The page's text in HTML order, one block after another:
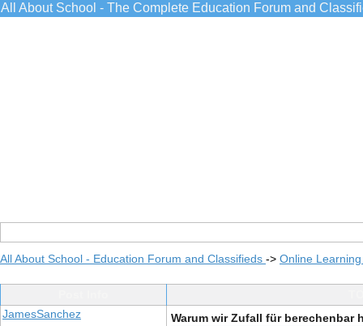
All About School - The Complete Education Forum and
All About School - Education Forum and Classifieds -> Online
JamesSanchez
Warum wir Zufall für berechenbar